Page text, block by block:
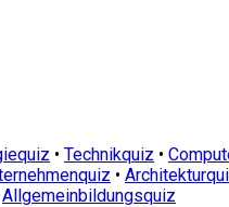
• Technikquiz •
•
Allgemeinbildungsquiz